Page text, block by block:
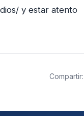
y estar atento
Compartir: